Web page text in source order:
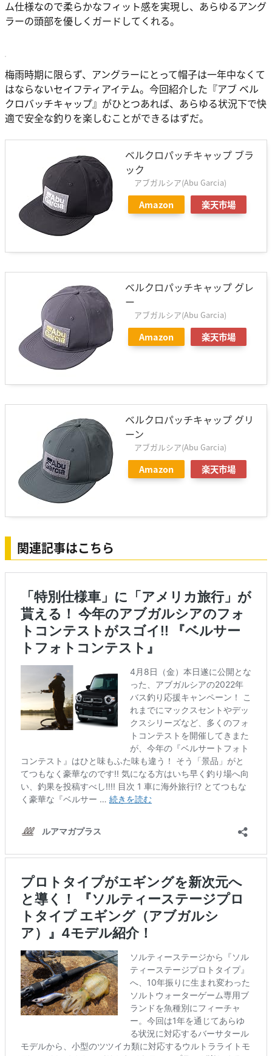
ム仕様なので柔らかなフィット感を実現し、あらゆるアング
ラーの頭部を優しくガードしてくれる。
梅雨時期に限らず、アングラーにとって帽子は一年中なくて
はならないセイフティアイテム。今回紹介した『アブ ベル
クロバッチキャップ』がひとつあれば、あらゆる状況下で快
適で安全な釣りを楽しむことができるはずだ。
ベルクロパッチキャップ ブラ
ック
アブガルシア(Abu Garcia)
Amazon 楽天市場
ベルクロパッチキャップ グレ
ー
アブガルシア(Abu Garcia)
Amazon 楽天市場
ベルクロパッチキャップ グリ
ーン
アブガルシア(Abu Garcia)
Amazon 楽天市場
関連記事はこちら